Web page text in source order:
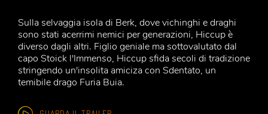
Sulla selvaggia isola di Berk, dove vichinghi e draghi
sono stati acerrimi nemici per generazioni, Hiccup è
diverso dagli altri. Figlio geniale ma sottovalutato dal
capo Stoick l'Immenso, Hiccup sfida secoli di tradizione
stringendo un'insolita amiciza con Sdentato, un
temibile drago Furia Buia.